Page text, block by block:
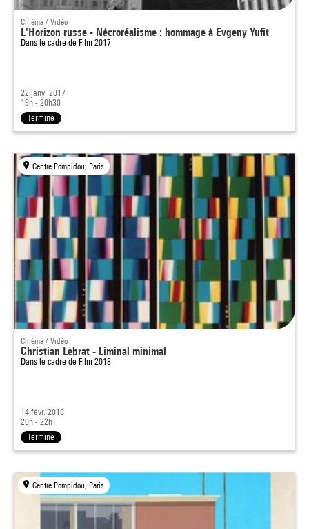
Cinéma / Vidéo
L'Horizon russe - Nécroréalisme : hommage à Evgeny Yufit
Dans le cadre de Film 2017
22 janv. 2017
19h - 20h30
Terminé
Centre Pompidou, Paris
Cinéma / Vidéo
Christian Lebrat - Liminal minimal
Dans le cadre de Film 2018
14 févr. 2018
20h - 22h
Terminé
Centre Pompidou, Paris